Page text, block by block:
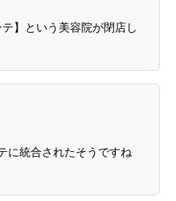
】という美容院が閉店し
に統合されたそうですね